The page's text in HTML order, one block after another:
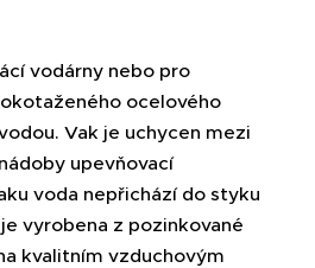
vodárny nebo pro
ocelového
Vak je uchycen mezi
upevňovací
voda nepřichází do styku
vyrobena z pozinkované
kvalitním vzduchovým